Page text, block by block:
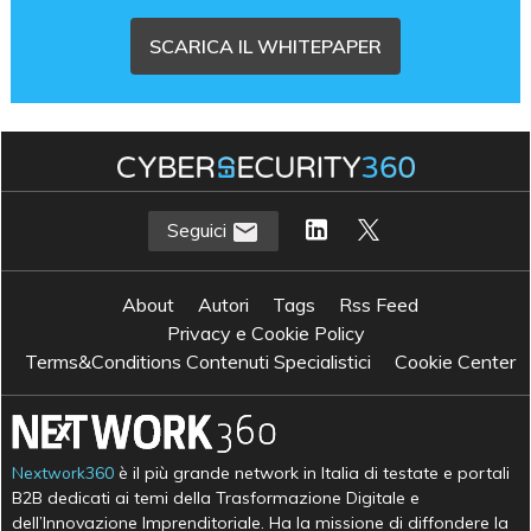
SCARICA IL WHITEPAPER
Seguici
About Autori Tags
Rss Feed
Privacy e Cookie Policy
Terms&Conditions Contenuti Specialistici
Cookie Center
Nextwork360 è il più grande network in Italia di testate e portali
B2B dedicati ai temi della Trasformazione Digitale e
dell’Innovazione Imprenditoriale. Ha la missione di diffondere la